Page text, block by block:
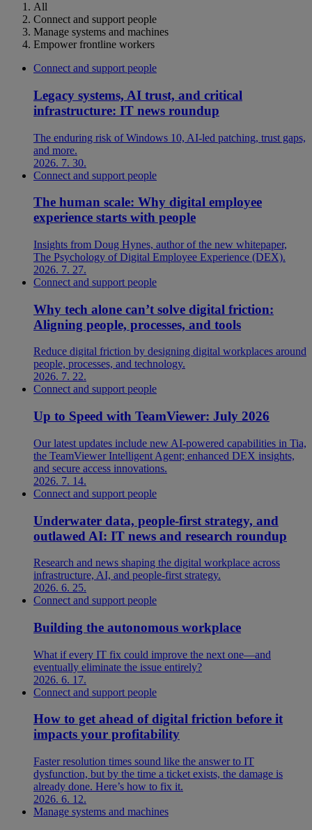
All
Connect and support people
Manage systems and machines
Empower frontline workers
Connect and support people
Legacy systems, AI trust, and critical
infrastructure: IT news roundup
The enduring risk of Windows 10, AI-led patching, trust gaps,
and more.
2026. 7. 30.
Connect and support people
The human scale: Why digital employee
experience starts with people
Insights from Doug Hynes, author of the new whitepaper,
The Psychology of Digital Employee Experience (DEX).
2026. 7. 27.
Connect and support people
Why tech alone can’t solve digital friction:
Aligning people, processes, and tools
Reduce digital friction by designing digital workplaces around
people, processes, and technology.
2026. 7. 22.
Connect and support people
Up to Speed with TeamViewer: July 2026
Our latest updates include new AI-powered capabilities in Tia,
the TeamViewer Intelligent Agent; enhanced DEX insights,
and secure access innovations.
2026. 7. 14.
Connect and support people
Underwater data, people-first strategy, and
outlawed AI: IT news and research roundup
Research and news shaping the digital workplace across
infrastructure, AI, and people-first strategy.
2026. 6. 25.
Connect and support people
Building the autonomous workplace
What if every IT fix could improve the next one—and
eventually eliminate the issue entirely?
2026. 6. 17.
Connect and support people
How to get ahead of digital friction before it
impacts your profitability
Faster resolution times sound like the answer to IT
dysfunction, but by the time a ticket exists, the damage is
already done. Here’s how to fix it.
2026. 6. 12.
Manage systems and machines